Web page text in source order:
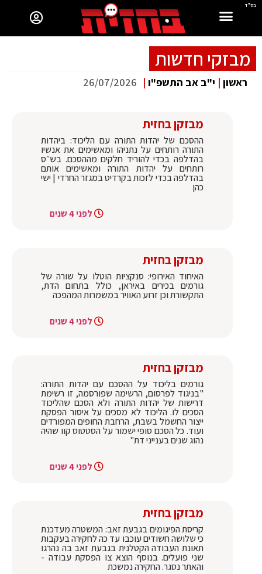
בס"ד
מבזקי חדשות
ראשון | י"ב אב התשפ"ו |
26/07/2026
מבזקן בחזית
ההסכם של יהדות התורה עם הליכוד: ביהדות
התורה רותחים על נתניהו ומאשימים את אנשיו
בהדלפה בכדי להוריד חלקים מההסכם. בש״ס
רותחים על יהדות התורה ומאשימים אותם
בהדלפה בכדי לזכות בקרדיט במגזר החרדי | ישי
כהן
לפני 4 שנים
מבזקן בחזית
האיחוד האירופי: סנקציות הוטלו על שורה של
גורמים בכירים באיראן, כולל בתחום הדת,
התקשורת וכן זרוע האוויר במשמרות המהפכה
לפני 4 שנים
מבזקן בחזית
גורמים בליכוד על ההסכם עם יהדות התורה:
"בניגוד לפרסום, הרשימה שפורסמה, זו רשימת
דרישות של יהדות התורה ולא הסכם שהליכוד
הסכים לו. הליכוד לא מסכים על איסור הפסקת
ייצור החשמל בשבת, הרחבת החופים המפורדים
ועוד. כל הסכם סופי ישמור על הסטטוס קוו שהיה
נהוג שנים בענייני דת"
לפני 4 שנים
מבזקן בחזית
קריסת הפיגומים בגבעת זאב: המשטרה מעדכנת
כי שלושה חשודים עוכבו עד כה לחקירה בעקבות
תאונת העבודה הקטלנית בגבעת זאב בה נהרגו
שני פועלים. בנוסף הוצא צו הפסקת עבודה -
והאתר נסגר. החקירה נמשכת